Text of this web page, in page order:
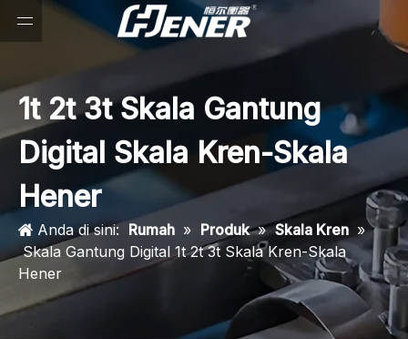
1t 2t 3t Skala Gantung
Digital Skala Kren-Skala
Hener
Anda di sini: Rumah » Produk » Skala Kren »
Skala Gantung Digital 1t 2t 3t Skala Kren-Skala
Hener